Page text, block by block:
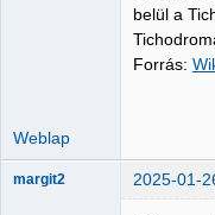
belül a
Forrás:
Weblap
margit2 2025-01-